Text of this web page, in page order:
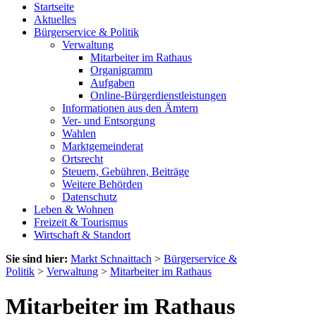
Startseite
Aktuelles
Bürgerservice & Politik
Verwaltung
Mitarbeiter im Rathaus
Organigramm
Aufgaben
Online-Bürgerdienstleistungen
Informationen aus den Ämtern
Ver- und Entsorgung
Wahlen
Marktgemeinderat
Ortsrecht
Steuern, Gebühren, Beiträge
Weitere Behörden
Datenschutz
Leben & Wohnen
Freizeit & Tourismus
Wirtschaft & Standort
Sie sind hier: Markt Schnaittach > Bürgerservice &
Politik > Verwaltung > Mitarbeiter im Rathaus
Mitarbeiter im Rathaus